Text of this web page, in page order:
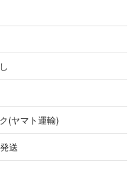
く綺麗ですが、3か所小さな
ご了承ください。
細はプロフィールをご確認
ース サロペットスカート ロ
(ヤマト運輸)
送